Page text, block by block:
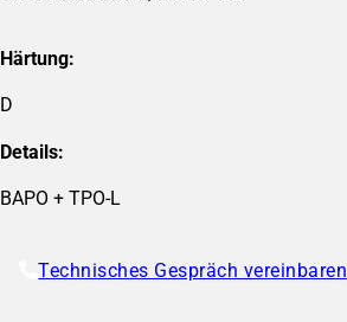
Härtung:
D
Details:
BAPO + TPO-L
Technisches Gespräch vereinbaren